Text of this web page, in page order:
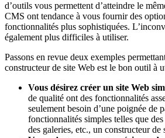
d’outils vous permettent d’atteindre le
CMS ont tendance à vous fournir des
fonctionnalités plus sophistiquées.
également plus difficiles à utiliser.
Passons en revue deux exemples
constructeur de site Web est le bon outil à
Vous désirez créer un site Web
de qualité ont des fonctionnalités
seulement besoin d’une poignée de
fonctionnalités simples telles que
des galeries, etc., un constructeur de